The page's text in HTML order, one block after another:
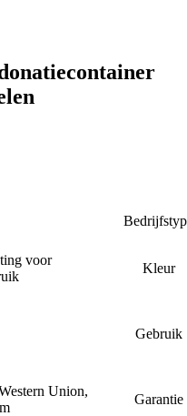
voor
Kleur
Gebruik
Union,
Garantie